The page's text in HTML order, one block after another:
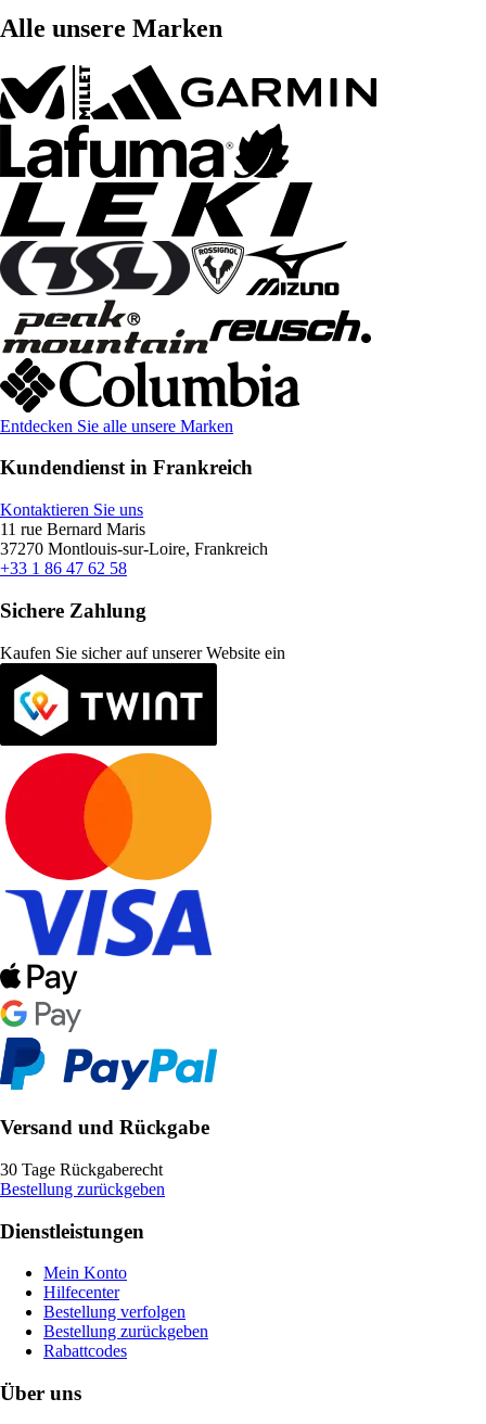
Alle unsere Marken
Entdecken Sie alle unsere Marken
Kundendienst in Frankreich
Kontaktieren Sie uns
11 rue Bernard Maris
37270 Montlouis-sur-Loire, Frankreich
+33 1 86 47 62 58
Sichere Zahlung
Kaufen Sie sicher auf unserer Website ein
Versand und Rückgabe
30 Tage Rückgaberecht
Bestellung zurückgeben
Dienstleistungen
Mein Konto
Hilfecenter
Bestellung verfolgen
Bestellung zurückgeben
Rabattcodes
Über uns